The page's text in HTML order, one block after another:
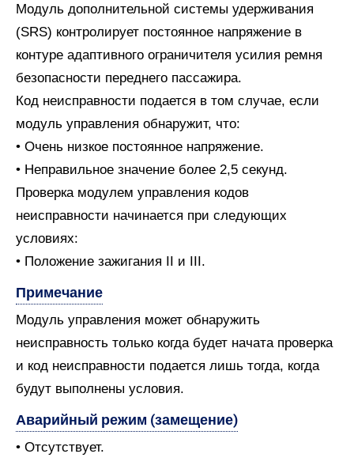
Модуль дополнительной системы удерживания
(SRS) контролирует постоянное напряжение в
контуре адаптивного ограничителя усилия ремня
безопасности переднего пассажира.
Код неисправности подается в том случае, если
модуль управления обнаружит, что:
• Очень низкое постоянное напряжение.
• Неправильное значение более 2,5 секунд.
Проверка модулем управления кодов
неисправности начинается при следующих
условиях:
• Положение зажигания II и III.
Примечание
Модуль управления может обнаружить
неисправность только когда будет начата проверка
и код неисправности подается лишь тогда, когда
будут выполнены условия.
Аварийный режим (замещение)
• Отсутствует.